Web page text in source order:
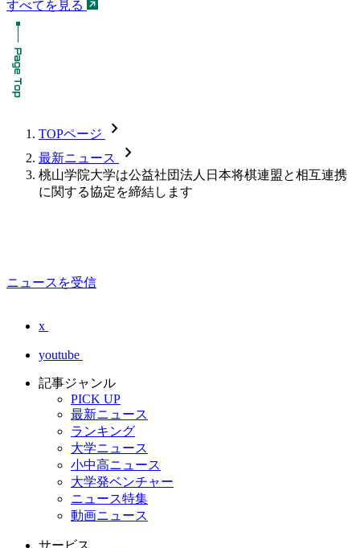
すべてを見る
TOPページ chevron_forward
最新ニュース chevron_forward
桃山学院大学は公益社団法人日本将棋連盟と相互連携
に関する協定を締結します
ニュースを受信
x
youtube
記事ジャンル
PICK UP
最新ニュース
ランキング
大学ニュース
小中高ニュース
大学発ベンチャー
ニュース特集
動画ニュース